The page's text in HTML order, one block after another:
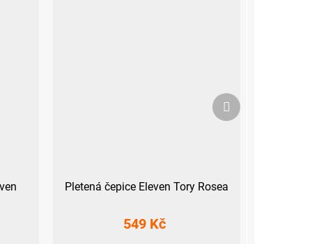
Pletená čepice Eleven Tory Rosea
549 Kč
Další
produkt